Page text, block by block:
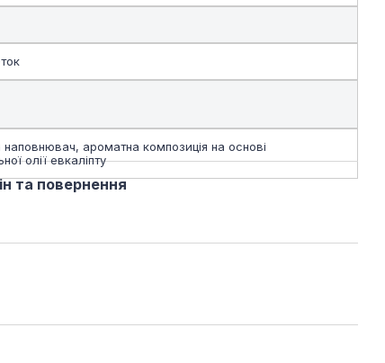
наповнювач, ароматна композиція на основі
олії евкаліпту
та повернення